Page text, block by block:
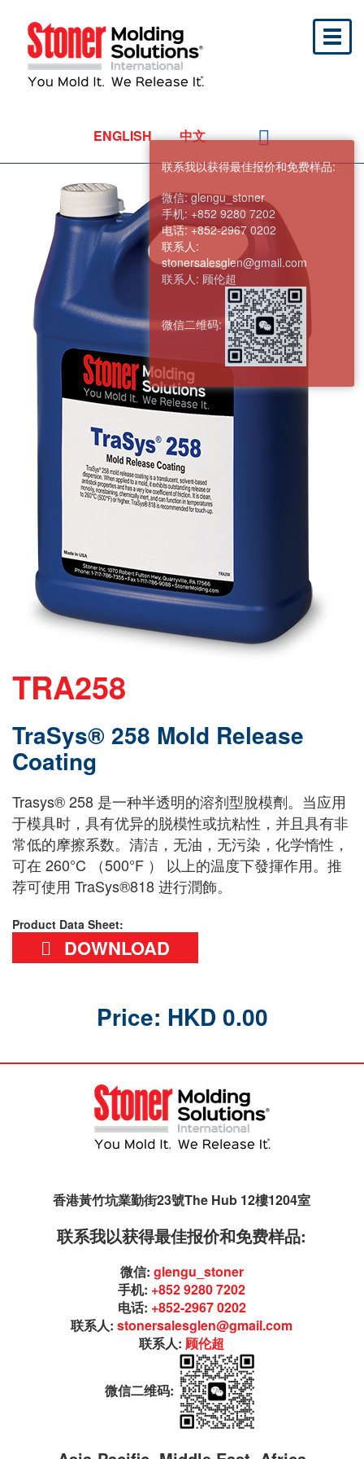
ENGLISH 中文
TRA258
TraSys® 258 Mold Release
Coating
Trasys® 258 是一种半透明的溶剂型脫模劑。当应用
于模具时，具有优异的脱模性或抗粘性，并且具有非
常低的摩擦系数。清洁，无油，无污染，化学惰性，
可在 260°C （500°F ） 以上的温度下發揮作用。推
荐可使用 TraSys®818 进行潤飾。
Product Data Sheet:
DOWNLOAD
Price: HKD 0.00
香港黃竹坑業勤街23號The Hub 12樓1204室
联系我以获得最佳报价和免费样品:
微信: glengu_stoner
手机: +852 9280 7202
电话: +852-2967 0202
联系人:stonersalesglen@gmail.com
联系人: 顾伦超
微信二维码:
联系我以获得最佳报价和免费样品:
微信:glengu_stoner
手机: +852 9280 7202
电话:+852-2967 0202
联系人:
stonersalesglen@gmail.com
联系人: 顾伦超
微信二维码: